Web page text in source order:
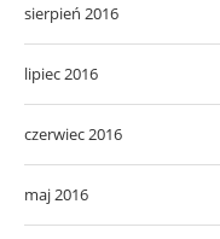
sierpień 2016
lipiec 2016
czerwiec 2016
maj 2016